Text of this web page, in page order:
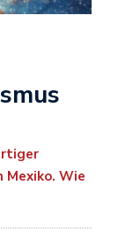
Mexiko. Wie